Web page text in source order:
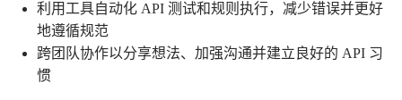
利用工具自动化 API 测试和规则执行，减少错误并更好
地遵循规范
跨团队协作以分享想法、加强沟通并建立良好的 API 习
惯